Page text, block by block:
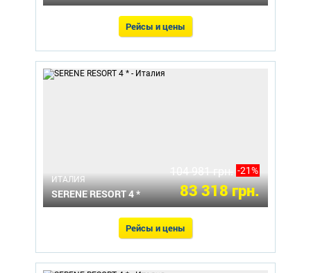
Рейсы и цены
ИТАЛИЯ
SERENE RESORT 4 *
104 981 грн. -21%
83 318 грн.
Рейсы и цены